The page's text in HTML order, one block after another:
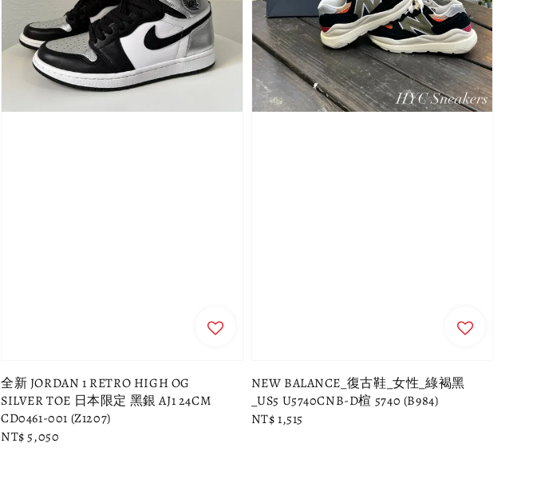
全新 JORDAN 1 RETRO HIGH OG
SILVER TOE 日本限定 黑銀 AJ1 24CM
CD0461-001 (Z1207)
Regular
NT$ 5,050
NEW BALANCE_復古鞋_女性_綠褐黑
_US5 U5740CNB-D楦 5740 (B984)
Regular
NT$ 1,515